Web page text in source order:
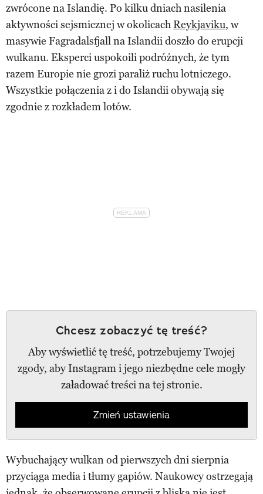
zwrócone na Islandię. Po kilku dniach nasilenia
aktywności sejsmicznej w okolicach Reykjaviku, w
masywie Fagradalsfjall na Islandii doszło do erupcji
wulkanu. Eksperci uspokoili podróżnych, że tym
razem Europie nie grozi paraliż ruchu lotniczego.
Wszystkie połączenia z i do Islandii obywają się
zgodnie z rozkładem lotów.
Chcesz zobaczyć tę treść?
Aby wyświetlić tę treść, potrzebujemy Twojej
zgody, aby Instagram i jego niezbędne cele mogły
załadować treści na tej stronie.
Zmień ustawienia
Wybuchający wulkan od pierwszych dni sierpnia
przyciąga media i tłumy gapiów. Naukowcy ostrzegają